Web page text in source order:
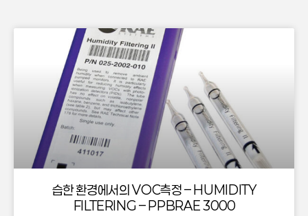
습한 환경에서의 VOC측정 – HUMIDITY
FILTERING – PPBRAE 3000